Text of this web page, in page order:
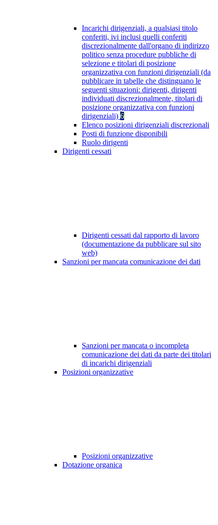
Incarichi dirigenziali, a qualsiasi titolo
conferiti, ivi inclusi quelli conferiti
discrezionalmente dall'organo di indirizzo
politico senza procedure pubbliche di
selezione e titolari di posizione
organizzativa con funzioni dirigenziali (da
pubblicare in tabelle che distinguano le
seguenti situazioni: dirigenti, dirigenti
individuati discrezionalmente, titolari di
posizione organizzativa con funzioni
dirigenziali) 6
Elenco posizioni dirigenziali discrezionali
Posti di funzione disponibili
Ruolo dirigenti
Dirigenti cessati
Dirigenti cessati dal rapporto di lavoro
(documentazione da pubblicare sul sito
web)
Sanzioni per mancata comunicazione dei dati
Sanzioni per mancata o incompleta
comunicazione dei dati da parte dei titolari
di incarichi dirigenziali
Posizioni organizzative
Posizioni organizzative
Dotazione organica